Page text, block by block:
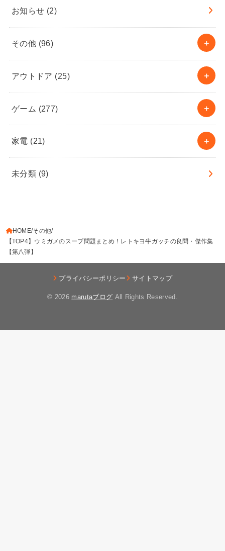
お知らせ (2)
その他 (96)
アウトドア (25)
ゲーム (277)
家電 (21)
未分類 (9)
HOME その他
【TOP4】ウミガメのスープ問題まとめ！レトキヨ牛ガッチの良問・傑作集
【第八弾】
プライバシーポリシー サイトマップ
© 2026 marutaブログ All Rights Reserved.